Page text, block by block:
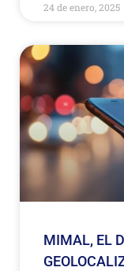
24 de enero, 2025
MIMAL, EL